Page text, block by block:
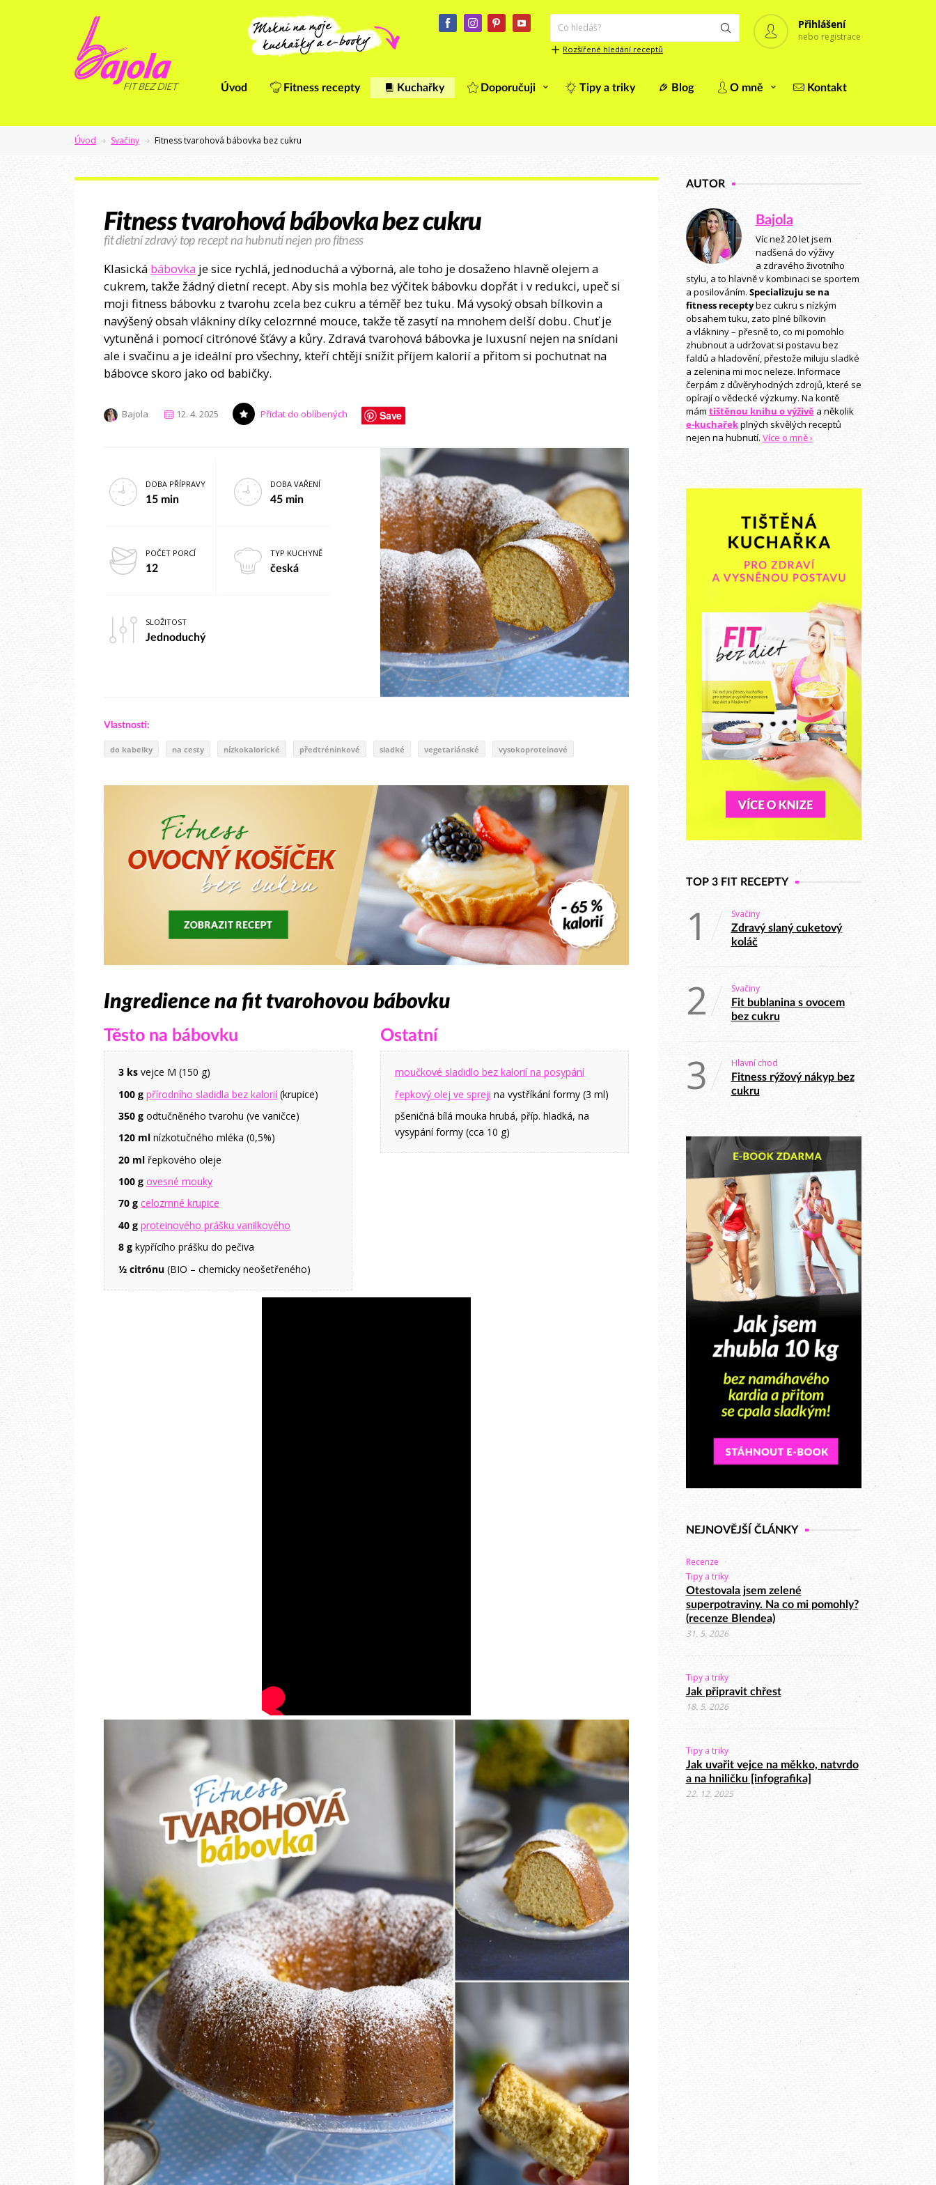
Rozšířené hledání receptů
Přihlášení
nebo registrace
Úvod Fitness recepty Kuchařky Doporučuji Tipy a triky Blog O mně Kontakt
Úvod Svačiny Fitness tvarohová bábovka bez cukru
Fitness tvarohová bábovka bez cukru
fit dietní zdravý top recept na hubnutí nejen pro fitness
Klasická bábovka je sice rychlá, jednoduchá a výborná, ale toho je dosaženo hlavně olejem a
cukrem, takže žádný dietní recept. Aby sis mohla bez výčitek bábovku dopřát i v redukci, upeč si
moji fitness bábovku z tvarohu zcela bez cukru a téměř bez tuku. Má vysoký obsah bílkovin a
navýšený obsah vlákniny díky celozrnné mouce, takže tě zasytí na mnohem delší dobu. Chuť je
vytuněná i pomocí citrónové šťávy a kůry. Zdravá tvarohová bábovka je luxusní nejen na snídani
ale i svačinu a je ideální pro všechny, kteří chtějí snížit příjem kalorií a přitom si pochutnat na
bábovce skoro jako od babičky.
Bajola 12. 4. 2025 Přidat do oblíbených Save
DOBA PŘÍPRAVY
15 min
DOBA VAŘENÍ
45 min
POČET PORCÍ
12
TYP KUCHYNĚ
česká
SLOŽITOST
Jednoduchý
Vlastnosti:
do kabelky na cesty nízkokalorické předtréninkové sladké vegetariánské vysokoproteinové
Ingredience na fit tvarohovou bábovku
Těsto na bábovku
3 ks vejce M (150 g)
100 g přírodního sladidla bez kalorií(krupice)
350 g odtučněného tvarohu (ve vaničce)
120 ml nízkotučného mléka (0,5%)
20 ml řepkového oleje
100 g ovesné mouky
70 g celozrnné krupice
40 g proteinového prášku vanilkového
8 g kypřícího prášku do pečiva
½ citrónu (BIO – chemicky neošetřeného)
Ostatní
moučkové sladidlo bez kalorií na posypání
řepkový olej ve spreji na vystříkání formy (3 ml)
pšeničná bílá mouka hrubá, příp. hladká, na
vysypání formy (cca 10 g)
AUTOR
Bajola
Víc než 20 let jsem
nadšená do výživy
a zdravého životního
stylu, a to hlavně v kombinaci se sportem
a posilováním. Specializuju se na
fitness receptybez cukru s nízkým
obsahem tuku, zato plné bílkovin
a vlákniny – přesně to, co mi pomohlo
zhubnout a udržovat si postavu bez
faldů a hladovění, přestože miluju sladké
a zelenina mi moc neleze. Informace
čerpám z důvěryhodných zdrojů, které se
opírají o vědecké výzkumy. Na kontě
mám tištěnou knihu o výživěa několik
e-kuchařekplných skvělých receptů
nejen na hubnutí. Více o mně ›
TOP 3 FIT RECEPTY
1 Svačiny
Zdravý slaný cuketový
koláč
2 Svačiny
Fit bublanina s ovocem
bez cukru
3 Hlavní chod
Fitness rýžový nákyp bez
cukru
NEJNOVĚJŠÍ ČLÁNKY
Recenze
Tipy a triky
Otestovala jsem zelené
superpotraviny. Na co mi pomohly?
(recenze Blendea)
31. 5. 2026
Tipy a triky
Jak připravit chřest
18. 5. 2026
Tipy a triky
Jak uvařit vejce na měkko, natvrdo
a na hniličku [infografika]
22. 12. 2025